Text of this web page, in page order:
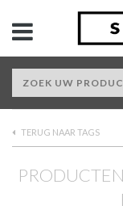
TERUG NAAR TAGS